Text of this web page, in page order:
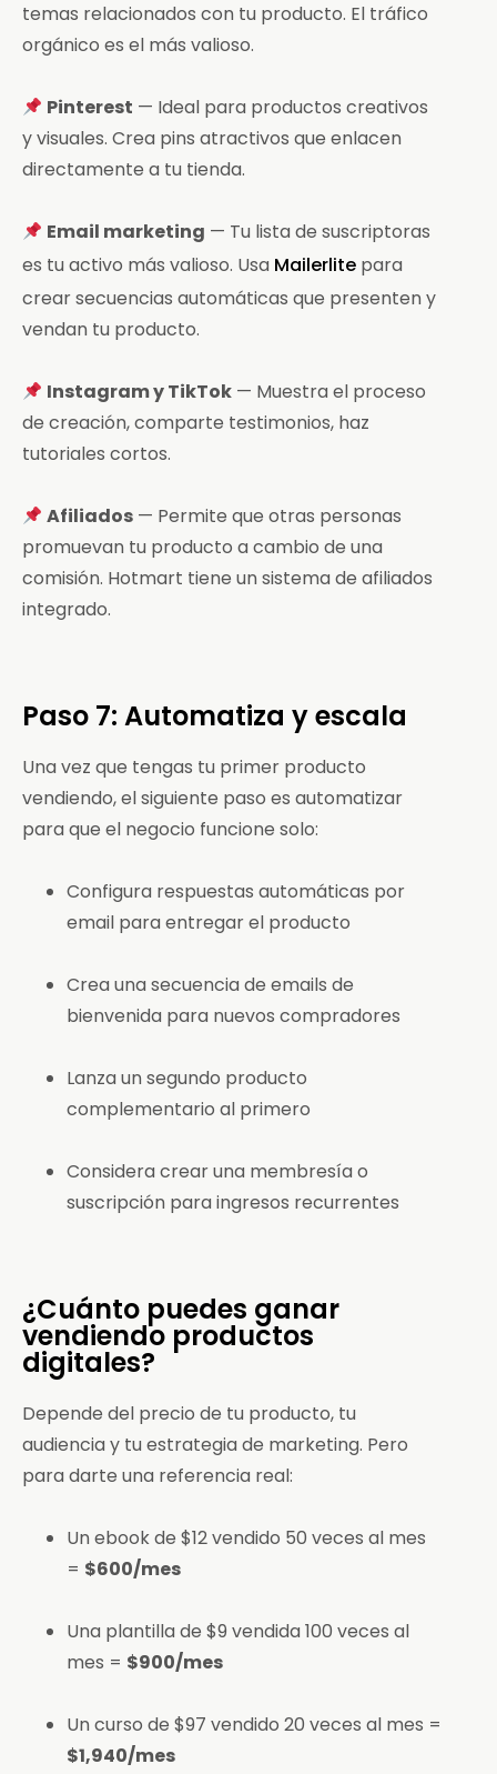
temas relacionados con tu producto. El tráfico
orgánico es el más valioso.
Pinterest — Ideal para productos creativos
y visuales. Crea pins atractivos que enlacen
directamente a tu tienda.
Email marketing — Tu lista de suscriptoras
es tu activo más valioso. Usa Mailerlite para
crear secuencias automáticas que presenten y
vendan tu producto.
Instagram y TikTok — Muestra el proceso
de creación, comparte testimonios, haz
tutoriales cortos.
Afiliados — Permite que otras personas
promuevan tu producto a cambio de una
comisión. Hotmart tiene un sistema de afiliados
integrado.
Paso 7: Automatiza y escala
Una vez que tengas tu primer producto
vendiendo, el siguiente paso es automatizar
para que el negocio funcione solo:
Configura respuestas automáticas por
email para entregar el producto
Crea una secuencia de emails de
bienvenida para nuevos compradores
Lanza un segundo producto
complementario al primero
Considera crear una membresía o
suscripción para ingresos recurrentes
¿Cuánto puedes ganar
vendiendo productos
digitales?
Depende del precio de tu producto, tu
audiencia y tu estrategia de marketing. Pero
para darte una referencia real:
Un ebook de $12 vendido 50 veces al mes
= $600/mes
Una plantilla de $9 vendida 100 veces al
mes = $900/mes
Un curso de $97 vendido 20 veces al mes =
$1,940/mes